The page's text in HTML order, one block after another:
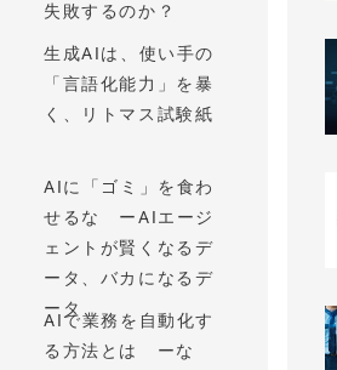
失敗するのか？
生成AIは、使い手の
「言語化能力」を暴
く、リトマス試験紙
AIに「ゴミ」を食わ
せるな ーAIエージ
ェントが賢くなるデ
ータ、バカになるデ
ータ
AIで業務を自動化す
る方法とは ーな